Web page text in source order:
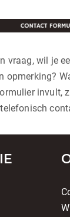
vraag, wil je
opmerking?
invult,